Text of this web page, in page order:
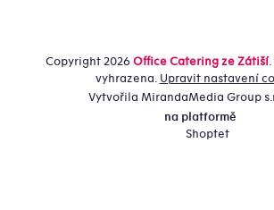
Vytvořila MirandaMedia Group
na platformě
Shoptet
Copyright 2026Office Catering ze Zátiší.
vyhrazena. Upravit nastavení